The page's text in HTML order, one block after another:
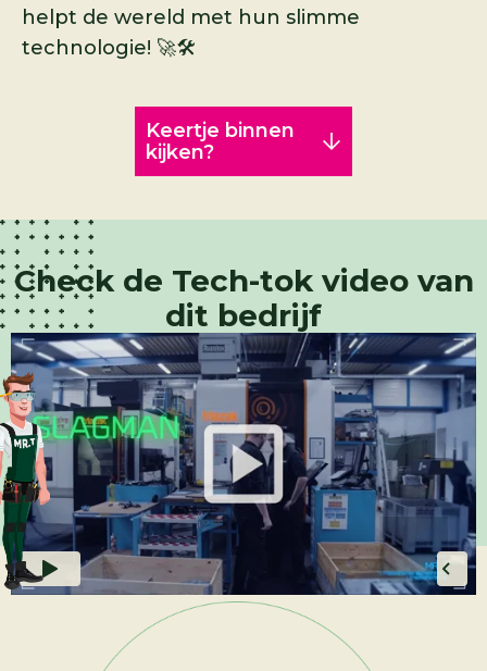
helpt de wereld met hun slimme
technologie! 🚀🛠️
Keertje binnen
kijken?
Check de Tech-tok video van
dit bedrijf